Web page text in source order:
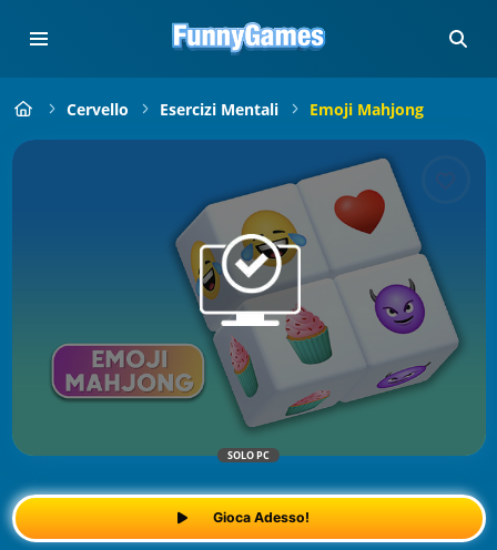
Cervello Esercizi Mentali Emoji Mahjong
SOLO PC
Gioca Adesso!